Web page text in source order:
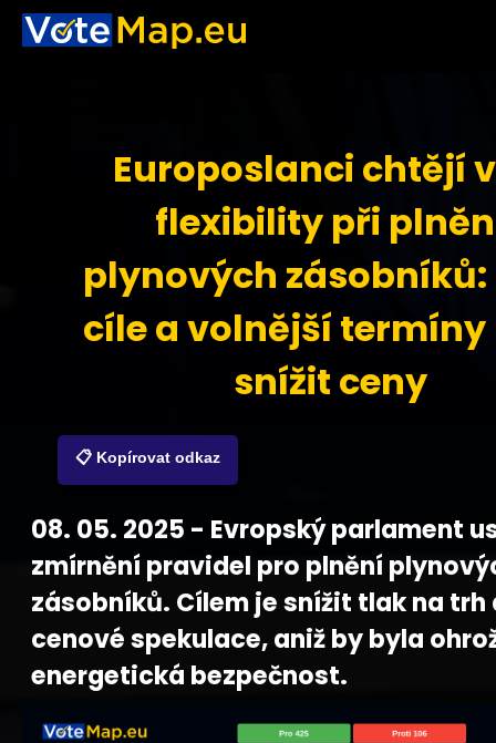
Europoslanci chtějí
flexibility při
plynových zásobníků:
cíle a volnější
snížit ceny
📋 Kopírovat odkaz
08. 05. 2025 - Evropský parlament
zmírnění pravidel pro plnění
zásobníků. Cílem je snížit tlak na trh
cenové spekulace, aniž by byla
energetická bezpečnost.